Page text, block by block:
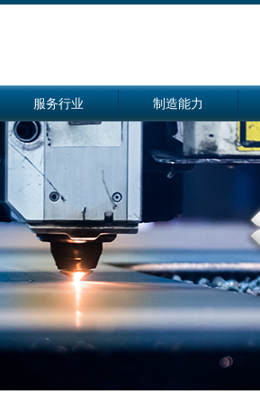
服务行业 制造能力